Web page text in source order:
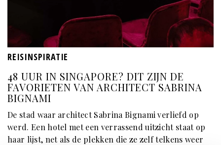
REISINSPIRATIE
48 UUR IN SINGAPORE? DIT ZIJN DE
FAVORIETEN VAN ARCHITECT SABRINA
BIGNAMI
De stad waar architect Sabrina Bignami verliefd op
werd. Een hotel met een verrassend uitzicht staat op
haar lijst, net als de plekken die ze zelf telkens weer